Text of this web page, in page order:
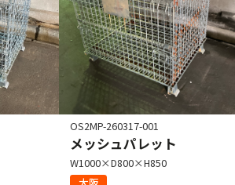
OS2MP-260317-001
メッシュパレット
W1000×D800×H850